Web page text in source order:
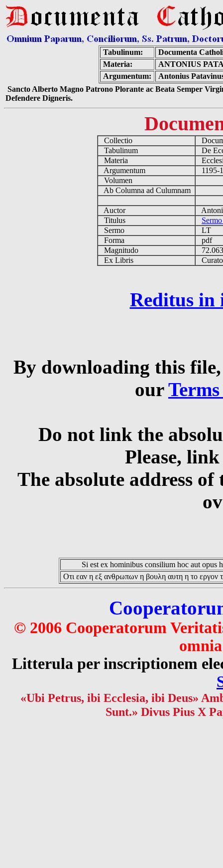
Tabulinum:
Documenta
Materia:
ANTONIUS
Argumentum:
Antonius
Sancto Alberto Magno Patrono Plorante ac Beata Semper
Defendere Digneris.
Collectio
Tabulinum
De
Materia
Argumentum
1195-
Volumen
Ab Columna ad Culumnam
Auctor
Titulus
Sermo
LT
Forma
pdf
Magnitudo
Ex Libris
Reditus in
By downloading this
our
Do not link the
Please,
The absolute address
Si est ex hominibus consilium hoc aut opus
Οτι εαν η εξ ανθρωπων η βουλη αυτη η το εργον
© 2006 Cooperatorum
Litterula per inscriptionem
«Ubi Petrus, ibi Ecclesia, ibi Deus»
Sunt.» Divus Pius X